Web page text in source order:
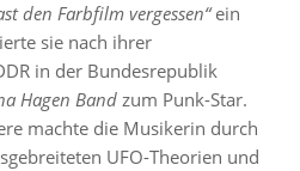
den Farbfilm vergessen“ein
sie nach ihrer
in der Bundesrepublik
Hagen Bandzum Punk-Star.
machte die Musikerin durch
UFO-Theorien und